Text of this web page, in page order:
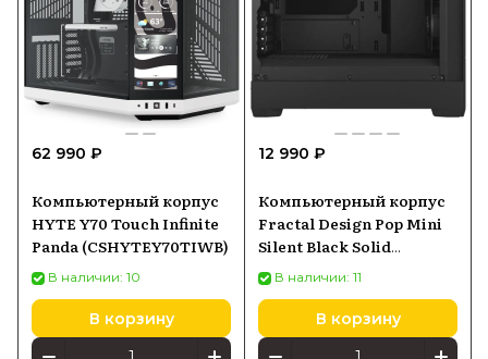
62 990 ₽
Компьютерный корпус
HYTE Y70 Touch Infinite
Panda (CSHYTEY70TIWB)
В наличии: 10
В корзину
12 990 ₽
Компьютерный корпус
Fractal Design Pop Mini
Silent Black Solid
(FDCPOS1M01)
В наличии: 11
В корзину